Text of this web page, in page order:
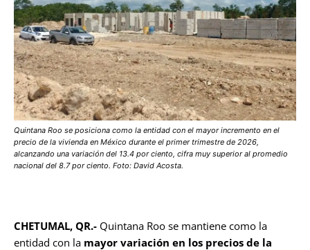
Quintana Roo se posiciona como la entidad con el mayor incremento en el
precio de la vivienda en México durante el primer trimestre de 2026,
alcanzando una variación del 13.4 por ciento, cifra muy superior al promedio
nacional del 8.7 por ciento. Foto: David Acosta.
CHETUMAL, QR.- Quintana Roo se mantiene como la
entidad con la mayor variación en los precios de la